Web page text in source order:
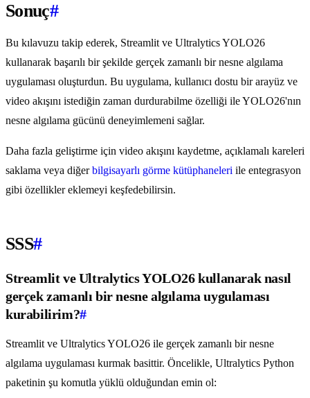
Sonuç#
Bu kılavuzu takip ederek, Streamlit ve Ultralytics YOLO26
kullanarak başarılı bir şekilde gerçek zamanlı bir nesne algılama
uygulaması oluşturdun. Bu uygulama, kullanıcı dostu bir arayüz ve
video akışını istediğin zaman durdurabilme özelliği ile YOLO26'nın
nesne algılama gücünü deneyimlemeni sağlar.
Daha fazla geliştirme için video akışını kaydetme, açıklamalı kareleri
saklama veya diğerbilgisayarlı görme kütüphaneleri ile entegrasyon
gibi özellikler eklemeyi keşfedebilirsin.
SSS#
Streamlit ve Ultralytics YOLO26 kullanarak nasıl
gerçek zamanlı bir nesne algılama uygulaması
kurabilirim?#
Streamlit ve Ultralytics YOLO26 ile gerçek zamanlı bir nesne
algılama uygulaması kurmak basittir. Öncelikle, Ultralytics Python
paketinin şu komutla yüklü olduğundan emin ol: